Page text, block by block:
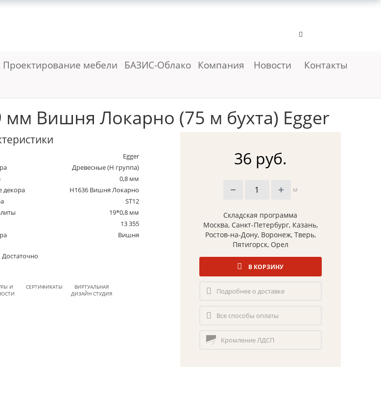
Проектирование мебели БАЗИС-Облако Компания Новости Контакты
мм Вишня Локарно (75 м бухта) Egger
Egger
Древесные (Н группа)
0,8 мм
декора
H1636 Вишня Локарно
ST12
19*0,8 мм
13 355
Вишня
Достаточно
И
СЕРТИФИКАТЫ
ВИРТУАЛЬНАЯ
ДИЗАЙН СТУДИЯ
36 руб.
м
Складская программа
Москва, Санкт-Петербург, Казань,
Ростов-на-Дону, Воронеж, Тверь,
Пятигорск, Орел
В КОРЗИНУ
Подробнее о доставке
Все способы оплаты
Кромление ЛДСП